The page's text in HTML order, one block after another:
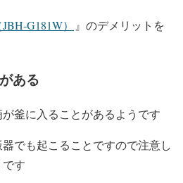
G181W） 』 のデメリットを
ある
釜に入ることがあるようです
でも起こることですので注意し
す